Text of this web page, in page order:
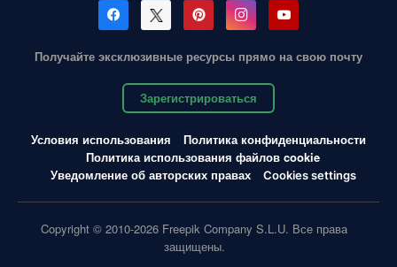
Получайте эксклюзивные ресурсы прямо на свою почту
Зарегистрироваться
Условия использования
Политика конфиденциальности
Политика использования файлов cookie
Уведомление об авторских правах
Cookies settings
Copyright © 2010-2026 Freepik Company S.L.U. Все права
защищены.